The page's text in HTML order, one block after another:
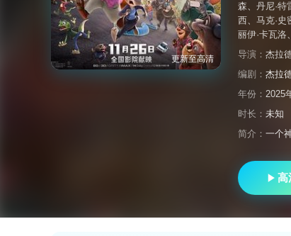
更新至高清
森、 丹尼·特
西、 马克·史
丽伊·卡瓦洛、
导演： 杰拉
编剧： 杰拉
年份： 2025
时长： 未知
简介： 一个
高